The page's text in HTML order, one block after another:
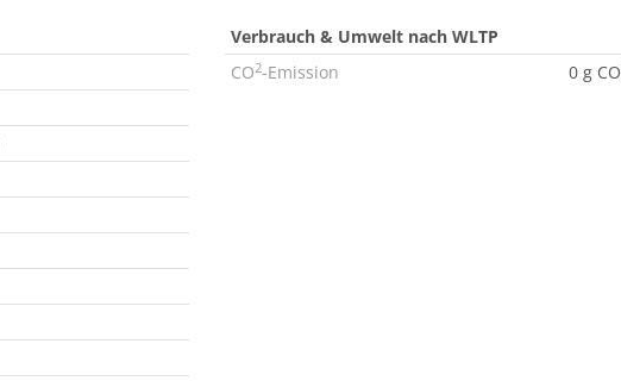
Verbrauch & Umwelt nach WLTP
CO2-Emission 0 g CO